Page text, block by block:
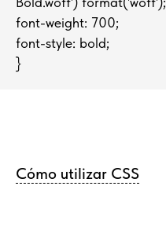
font-weight: 700;
font-style: bold;
}
Cómo utilizar CSS